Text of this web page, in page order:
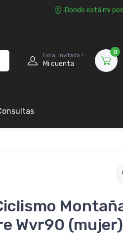
Donde está mi
Hola, invitado !
Mi cuenta
0
Wvr90 (mujer)